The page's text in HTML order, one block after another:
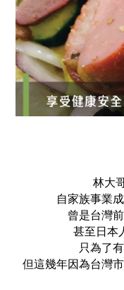
林大
自家族事業
曾是台灣
甚至日本
只為了
但這幾年因為台灣